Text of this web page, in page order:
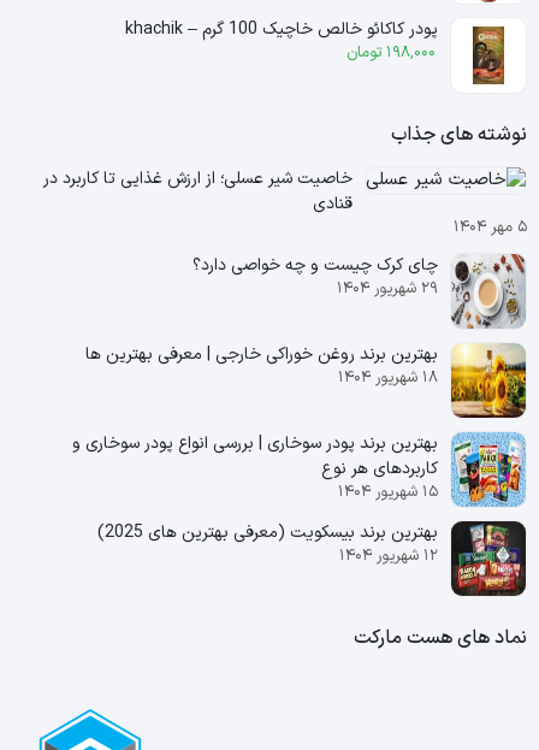
پودر کاکائو خالص خاچیک 100 گرم – khachik
198,000 تومان
نوشته های جذاب
خاصیت شیر عسلی؛ از ارزش غذایی تا کاربرد در
قنادی
۵ مهر ۱۴۰۴
چای کرک چیست و چه خواصی دارد؟
۲۹ شهریور ۱۴۰۴
بهترین برند روغن خوراکی خارجی | معرفی بهترین ها
۱۸ شهریور ۱۴۰۴
بهترین برند پودر سوخاری | بررسی انواع پودر سوخاری و
کاربردهای هر نوع
۱۵ شهریور ۱۴۰۴
بهترین برند بیسکویت (معرفی بهترین‌ های 2025)
۱۲ شهریور ۱۴۰۴
نماد های هست مارکت